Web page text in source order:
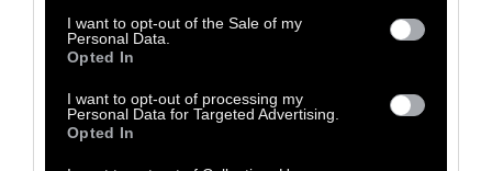
I want to opt-out of the Sale of my
Personal Data.
Opted In
I want to opt-out of processing my
Personal Data for Targeted Advertising.
Opted In
σε κάποιο βιβλίο που δεν έχουμε ακόμα
διαβάσει, και μας κυριεύουν οι τύψεις.
Αλλά τότε φτάνει η μέρα που, για να
μάθεις κάτι για κάποιο θέμα, αποφασίζεις